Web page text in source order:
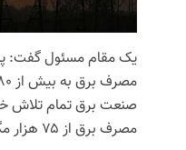
یک مقام مسئول گفت:
صنعت برق تمام تلاش
مصرف برق از ۷۵ هزار مگاوات فراتر نرود.